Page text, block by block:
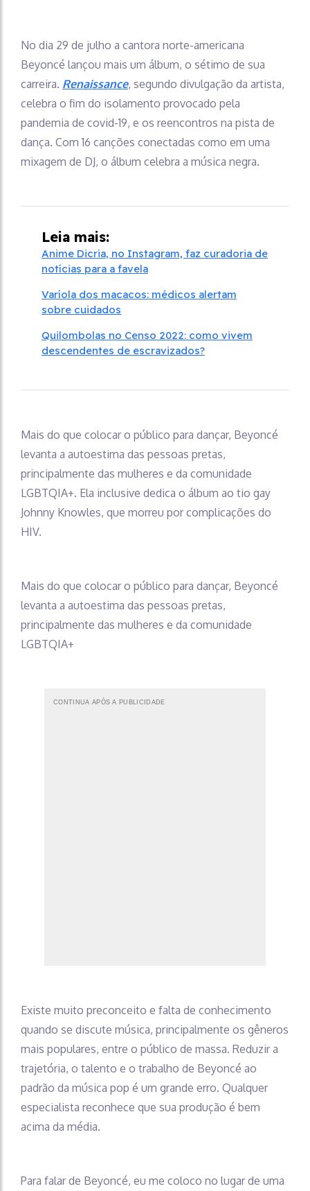
No dia 29 de julho a cantora norte-americana
Beyoncé lançou mais um álbum, o sétimo de sua
carreira. Renaissance, segundo divulgação da artista,
celebra o fim do isolamento provocado pela
pandemia de covid-19, e os reencontros na pista de
dança. Com 16 canções conectadas como em uma
mixagem de DJ, o álbum celebra a música negra.
Leia mais:
Anime Dicria, no Instagram, faz curadoria de
notícias para a favela
Varíola dos macacos: médicos alertam
sobre cuidados
Quilombolas no Censo 2022: como vivem
descendentes de escravizados?
Mais do que colocar o público para dançar, Beyoncé
levanta a autoestima das pessoas pretas,
principalmente das mulheres e da comunidade
LGBTQIA+. Ela inclusive dedica o álbum ao tio gay
Johnny Knowles, que morreu por complicações do
HIV.
Mais do que colocar o público para dançar, Beyoncé
levanta a autoestima das pessoas pretas,
principalmente das mulheres e da comunidade
LGBTQIA+
CONTINUA APÓS A PUBLICIDADE
Existe muito preconceito e falta de conhecimento
quando se discute música, principalmente os gêneros
mais populares, entre o público de massa. Reduzir a
trajetória, o talento e o trabalho de Beyoncé ao
padrão da música pop é um grande erro. Qualquer
especialista reconhece que sua produção é bem
acima da média.
Para falar de Beyoncé, eu me coloco no lugar de uma